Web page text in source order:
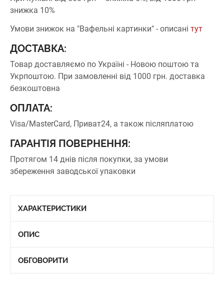
знижка 10%
Умови знижок на "Вафельні картинки" - описані тут
ДОСТАВКА:
Товар доставляємо по Україні - Новою поштою та
Укрпоштою. При замовленні від 1000 грн. доставка
безкоштовна
ОПЛАТА:
Visa/MasterCard, Приват24, а також післяплатою
ГАРАНТІЯ ПОВЕРНЕННЯ:
Протягом 14 днів після покупки, за умови
збереження заводської упаковки
ХАРАКТЕРИСТИКИ
ОПИС
ОБГОВОРИТИ